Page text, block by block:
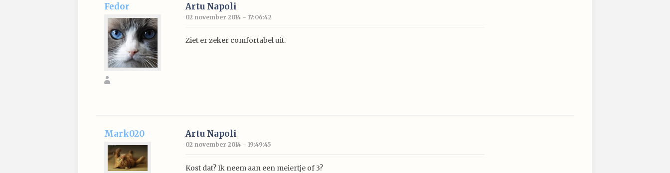
Fedor Artu Napoli
02 november 2014 - 17:06:42
Ziet er zeker comfortabel uit.
Mark020 Artu Napoli
02 november 2014 - 19:49:45
Kost dat? Ik neem aan een meiertje of 3?